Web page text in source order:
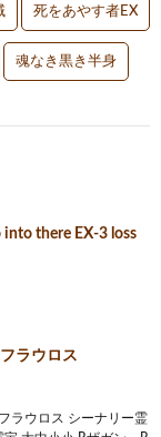
死をあやす者EX
魂なき黒き半身
there EX-3 loss
ラウロス
ラウロス シーナリー霊